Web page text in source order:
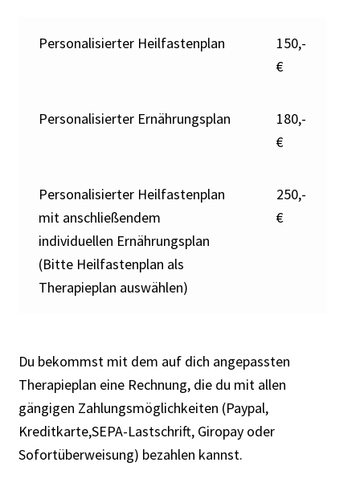
Personalisierter Heilfastenplan
150,-
€
Personalisierter Ernährungsplan
180,-
€
Personalisierter Heilfastenplan
mit anschließendem
individuellen Ernährungsplan
(Bitte Heilfastenplan als
Therapieplan auswählen)
250,-
€
Du bekommst mit dem auf dich angepassten
Therapieplan eine Rechnung, die du mit allen
gängigen Zahlungsmöglichkeiten (Paypal,
Kreditkarte,SEPA-Lastschrift, Giropay oder
Sofortüberweisung) bezahlen kannst.